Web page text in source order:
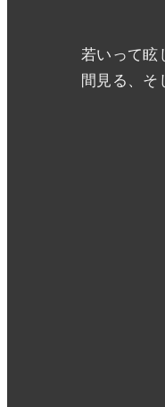
若いって眩
間見る、そ